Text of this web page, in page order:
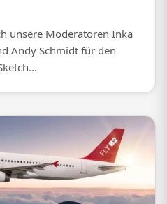
unsere Moderatoren Inka
Andy Schmidt für den